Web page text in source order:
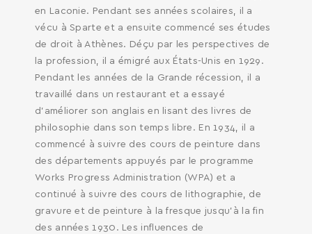
en Laconie. Pendant ses années scolaires, il a
vécu à Sparte et a ensuite commencé ses études
de droit à Athènes. Déçu par les perspectives de
la profession, il a émigré aux États-Unis en 1929.
Pendant les années de la Grande récession, il a
travaillé dans un restaurant et a essayé
d’améliorer son anglais en lisant des livres de
philosophie dans son temps libre. En 1934, il a
commencé à suivre des cours de peinture dans
des départements appuyés par le programme
Works Progress Administration (WPA) et a
continué à suivre des cours de lithographie, de
gravure et de peinture à la fresque jusqu’à la fin
des années 1930. Les influences de